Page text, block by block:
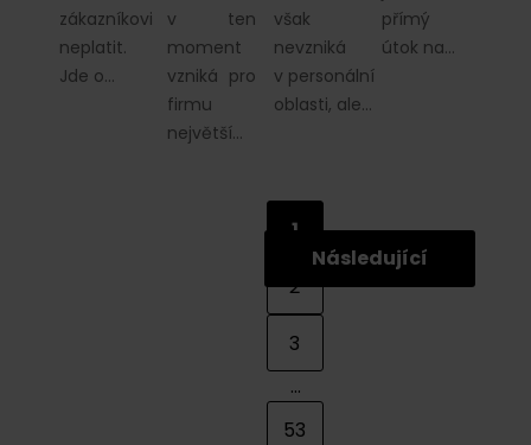
zákazníkovi
neplatit.
Jde o…
v ten
moment
vzniká pro
firmu
největší…
však
nevzniká
v personální
oblasti, ale…
přímý
útok na…
1
2
3
...
53
Následující